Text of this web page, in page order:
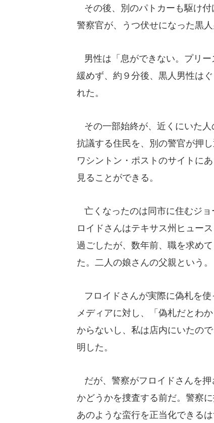
その後、別のパトカーも駆け
警察官が、うつ伏せになった黒
男性は「息ができない。プリ
緩めず、約９分後、黒人男性は
れた。
その一部始終が、近くにいた
抗議する住民を、別の警官が押
ワシントン・ポストのサイトに
見ることができる。
亡くなったのは同市に住むジ
ロイドさんはテキサス州ヒュー
過ごしたが、数年前、職を求め
た。二人の娘さんの父親という。
フロイドさんが実際に偽札を
メディアに対し、「偽札だとわ
からないし、私は店内にいたの
明した。
だが、警察がフロイドさんを
かどうかを捜査する前だ。警察
あのような蛮行を正当化できるは